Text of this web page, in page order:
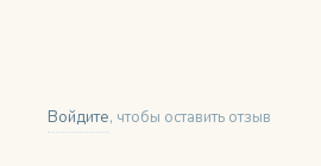
Войдите, чтобы оставить отзыв